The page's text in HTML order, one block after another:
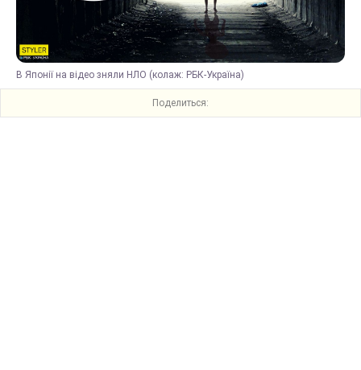
В Японії на відео зняли НЛО (колаж: РБК-Україна)
Поделиться: